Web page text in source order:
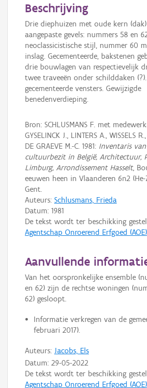
Beschrijving
Drie diephuizen met oude kern
aangepaste gevels: nummers 58 en
neoclassicistische stijl, nummer 60
inslag. Gecementeerde, bakstenen
drie bouwlagen van respectievelijk
twee traveeën onder schilddaken
gecementeerde vensters. Gewijzigde
benedenverdieping.
Bron: SCHLUSMANS F. met
GYSELINCK J., LINTERS A., WISSELS
DE GRAEVE M.-C. 1981: Inventaris
cultuurbezit in België, Architectuur,
Limburg, Arrondissement Hasselt,
eeuwen heen in Vlaanderen 6n2 (He-
Gent.
Auteurs: Schlusmans, Frieda
Datum: 1981
De tekst wordt ter beschikking
Agentschap Onroerend Erfgoed (AOE)
Aanvullende
Van het oorspronkelijke ensemble
en 62) zijn de rechtse woningen
62) gesloopt.
Informatie verkregen van de
februari 2017).
Auteurs: Jacobs, Els
Datum: 29-05-2022
De tekst wordt ter beschikking
Agentschap Onroerend Erfgoed (AOE)